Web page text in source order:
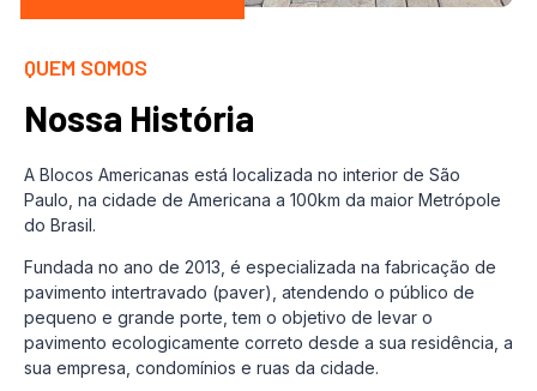
QUEM SOMOS
Nossa História
A Blocos Americanas está localizada no interior de São
Paulo, na cidade de Americana a 100km da maior Metrópole
do Brasil.
Fundada no ano de 2013, é especializada na fabricação de
pavimento intertravado (paver), atendendo o público de
pequeno e grande porte, tem o objetivo de levar o
pavimento ecologicamente correto desde a sua residência, a
sua empresa, condomínios e ruas da cidade.